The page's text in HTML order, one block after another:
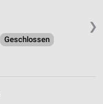
❯
Geschlossen